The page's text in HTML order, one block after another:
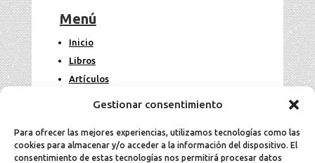
Gestionar consentimiento
Para ofrecer las mejores experiencias, utilizamos tecnologías como las
cookies para almacenar y/o acceder a la información del dispositivo. El
consentimiento de estas tecnologías nos permitirá procesar datos
Menú
Inicio
Libros
Artículos